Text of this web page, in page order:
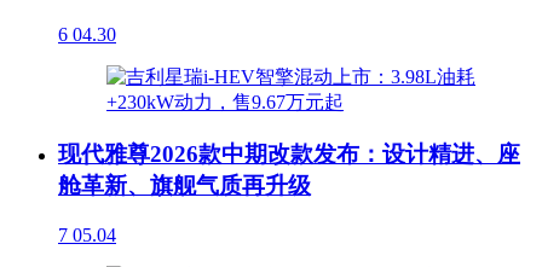
6 04.30
现代雅尊2026款中期改款发布：设计精进、座
舱革新、旗舰气质再升级
7 05.04